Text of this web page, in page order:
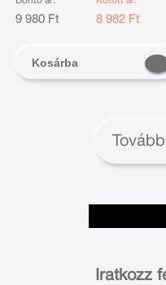
9 980 Ft 8 982 Ft
Kosárba
Iratkozz